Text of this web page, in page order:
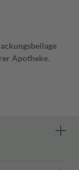
Apotheke.